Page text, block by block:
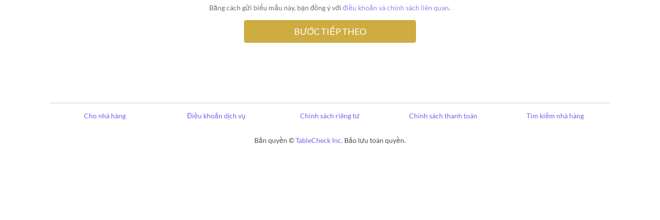
Bằng cách gửi biểu mẫu này, bạn đồng ý vớiđiều khoản và chính sách liên quan.
Cho nhà hàng Điều khoản dịch vụ Chính sách riêng tư Chính sách thanh toán Tìm kiếm nhà hàng
Bản quyền ©TableCheck Inc. Bảo lưu toàn quyền.